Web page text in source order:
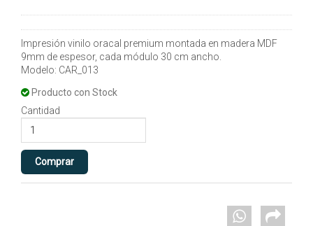
Impresión vinilo oracal premium montada en madera MDF
9mm de espesor, cada módulo 30 cm ancho.
Modelo: CAR_013
Producto con Stock
Cantidad